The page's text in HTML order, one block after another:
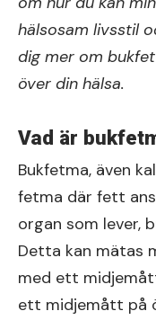
hälsosam livsstil
dig mer om
över din hälsa.
Vad är
Bukfetma, även
fetma där fett
organ som lever,
Detta kan mätas
med ett
ett midjemått på